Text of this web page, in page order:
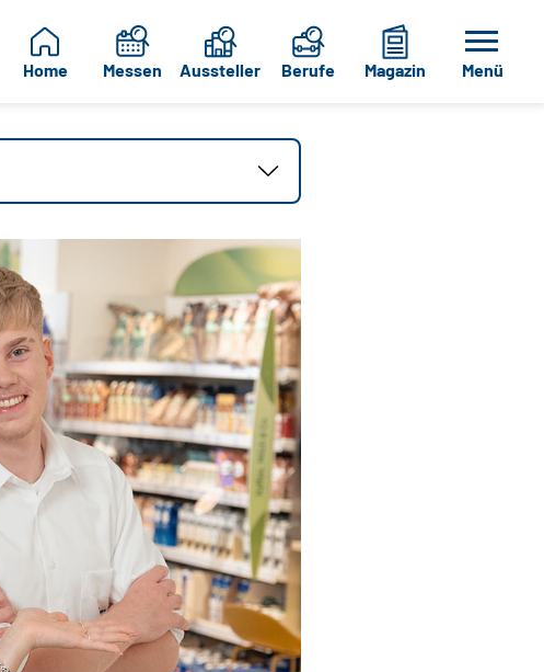
Home Messen Aussteller Berufe Magazin Menü